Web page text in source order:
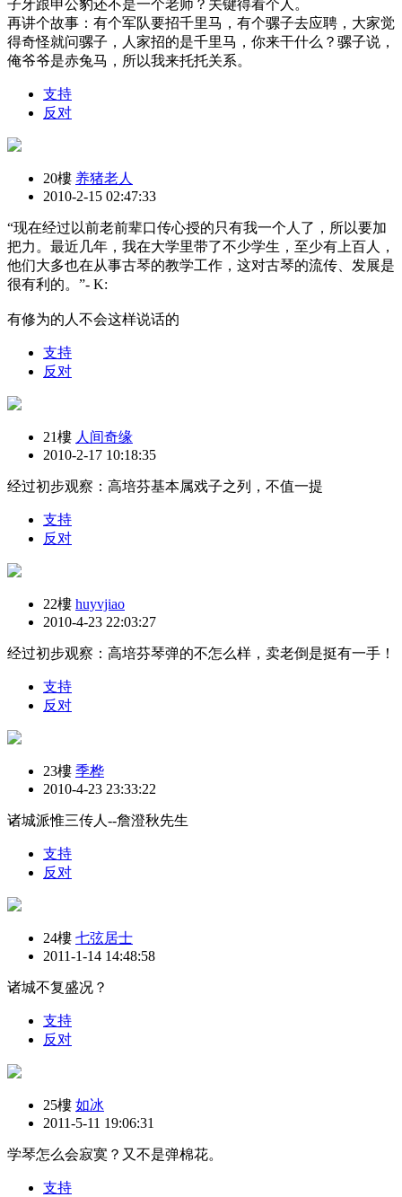
子牙跟申公豹还不是一个老师？关键得看个人。
再讲个故事：有个军队要招千里马，有个骡子去应聘，大家觉
得奇怪就问骡子，人家招的是千里马，你来干什么？骡子说，
俺爷爷是赤兔马，所以我来托托关系。
支持
反对
20樓 养猪老人
2010-2-15 02:47:33
“现在经过以前老前辈口传心授的只有我一个人了，所以要加
把力。最近几年，我在大学里带了不少学生，至少有上百人，
他们大多也在从事古琴的教学工作，这对古琴的流传、发展是
很有利的。”- K:
有修为的人不会这样说话的
支持
反对
21樓 人间奇缘
2010-2-17 10:18:35
经过初步观察：高培芬基本属戏子之列，不值一提
支持
反对
22樓 huyvjiao
2010-4-23 22:03:27
经过初步观察：高培芬琴弹的不怎么样，卖老倒是挺有一手！
支持
反对
23樓 季桦
2010-4-23 23:33:22
诸城派惟三传人--詹澄秋先生
支持
反对
24樓 七弦居士
2011-1-14 14:48:58
诸城不复盛况？
支持
反对
25樓 如冰
2011-5-11 19:06:31
学琴怎么会寂寞？又不是弹棉花。
支持